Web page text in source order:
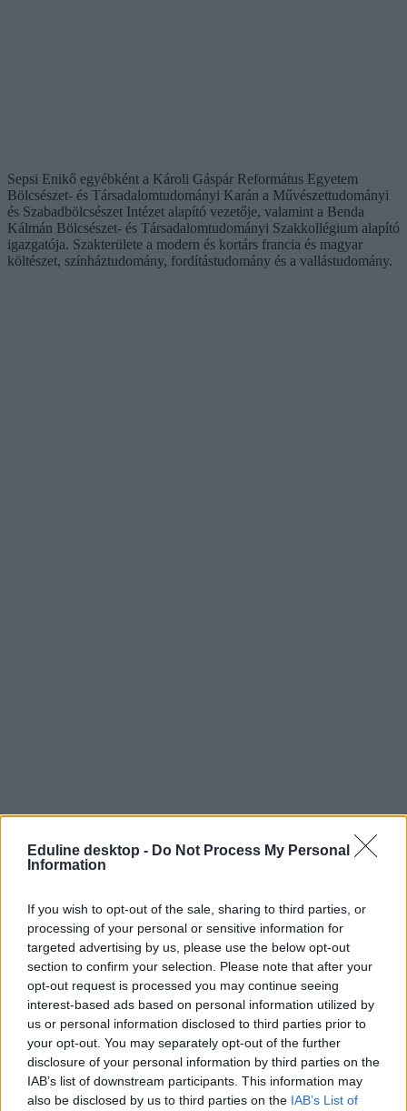
Eduline desktop - Do Not Process My Personal
Information
If you wish to opt-out of the sale, sharing to third parties, or
processing of your personal or sensitive information for
targeted advertising by us, please use the below opt-out
section to confirm your selection. Please note that after your
opt-out request is processed you may continue seeing
interest-based ads based on personal information utilized by
us or personal information disclosed to third parties prior to
your opt-out. You may separately opt-out of the further
disclosure of your personal information by third parties on the
IAB’s list of downstream participants. This information may
also be disclosed by us to third parties on the IAB’s List of
Sepsi Enikő egyébként a Károli Gáspár Református Egyetem
Bölcsészet- és Társadalomtudományi Karán a Művészettudományi
és Szabadbölcsészet Intézet alapító vezetője, valamint a Benda
Kálmán Bölcsészet- és Társadalomtudományi Szakkollégium alapító
igazgatója. Szakterülete a modern és kortárs francia és magyar
költészet, színháztudomány, fordítástudomány és a vallástudomány.